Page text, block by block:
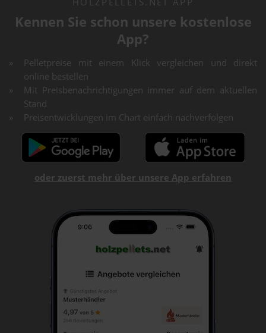
Kennen Sie schon unsere kostenlose
App?
Pelletpreise mit einem Klick vergleichen und direkt
online bestellen
Mit Preisbenachrichtigungen immer auf dem aktuellen
Stand
Preisentwicklungen im Chart einfach nachverfolgen
oder zuerst mehr über unsere App erfahren